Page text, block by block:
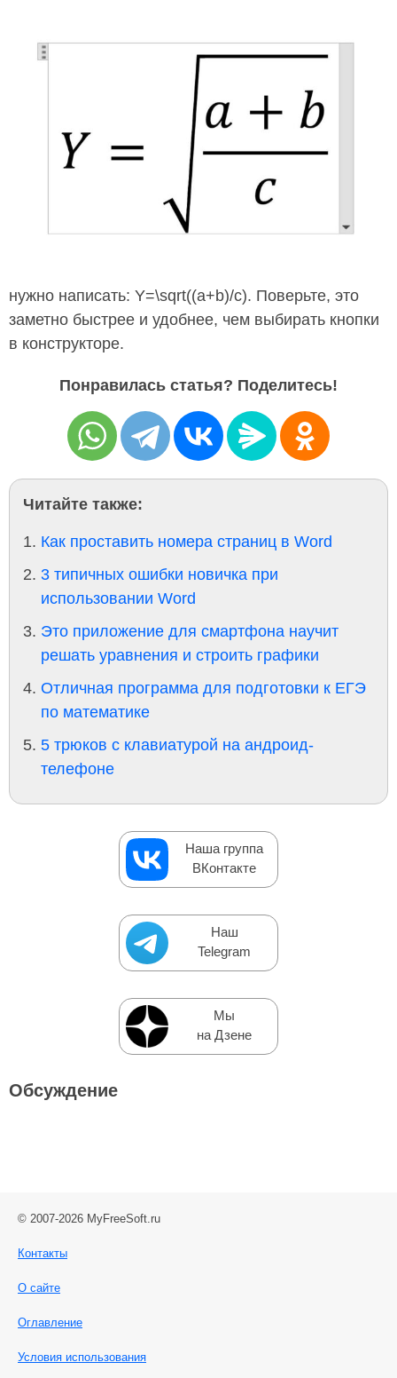
нужно написать: Y=\sqrt((a+b)/c). Поверьте, это
заметно быстрее и удобнее, чем выбирать кнопки
в конструкторе.
Понравилась статья? Поделитесь!
Читайте также:
Как проставить номера страниц в Word
3 типичных ошибки новичка при
использовании Word
Это приложение для смартфона научит
решать уравнения и строить графики
Отличная программа для подготовки к ЕГЭ
по математике
5 трюков с клавиатурой на андроид-
телефоне
Наша группа
ВКонтакте
Наш
Telegram
Мы
на Дзене
Обсуждение
© 2007-2026 MyFreeSoft.ru
Контакты
О сайте
Оглавление
Условия использования